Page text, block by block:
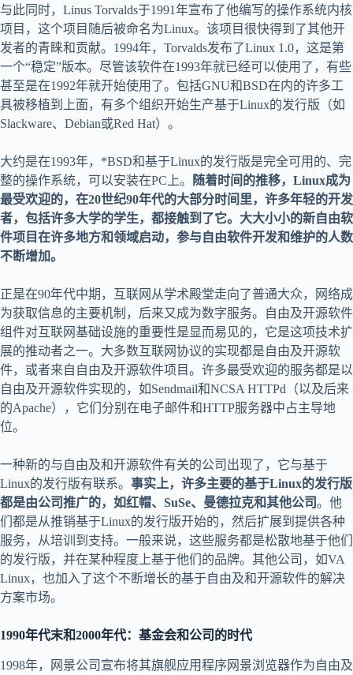
与此同时，Linus Torvalds于1991年宣布了他编写的操作系统内核
项目，这个项目随后被命名为Linux。该项目很快得到了其他开
发者的青睐和贡献。1994年，Torvalds发布了Linux 1.0，这是第
一个“稳定”版本。尽管该软件在1993年就已经可以使用了，有些
甚至是在1992年就开始使用了。包括GNU和BSD在内的许多工
具被移植到上面，有多个组织开始生产基于Linux的发行版（如
Slackware、Debian或Red Hat）。
大约是在1993年，*BSD和基于Linux的发行版是完全可用的、完
整的操作系统，可以安装在PC上。
随着时间的推移，Linux成为
最受欢迎的，在20世纪90年代的大部分时间里，许多年轻的开发
者，包括许多大学的学生，都接触到了它。大大小小的新自由软
件项目在许多地方和领域启动，参与自由软件开发和维护的人数
不断增加。
正是在90年代中期，互联网从学术殿堂走向了普通大众，网络成
为获取信息的主要机制，后来又成为数字服务。自由及开源软件
组件对互联网基础设施的重要性是显而易见的，它是这项技术扩
展的推动者之一。大多数互联网协议的实现都是自由及开源软
件，或者来自自由及开源软件项目。许多最受欢迎的服务都是以
自由及开源软件实现的，如Sendmail和NCSA HTTPd（以及后来
的Apache），它们分别在电子邮件和HTTP服务器中占主导地
位。
一种新的与自由及和开源软件有关的公司出现了，它与基于
Linux的发行版有联系。 事实上，许多主要的基于Linux的发行版
都是由公司推广的，如红帽、SuSe、曼德拉克和其他公司。他
们都是从推销基于Linux的发行版开始的，然后扩展到提供各种
服务，从培训到支持。一般来说，这些服务都是松散地基于他们
的发行版，并在某种程度上基于他们的品牌。其他公司，如VA
Linux，也加入了这个不断增长的基于自由及和开源软件的解决
方案市场。
1990年代末和2000年代：基金会和公司的时代
1998年，网景公司宣布将其旗舰应用程序网景浏览器作为自由及